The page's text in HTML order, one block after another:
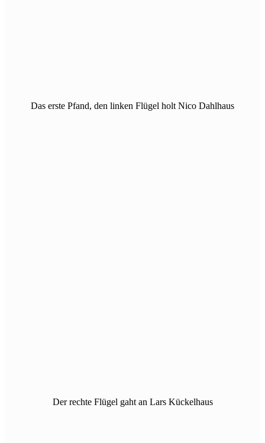
Das erste Pfand, den linken Flügel holt Nico Dahlhaus
Der rechte Flügel gaht an Lars Kückelhaus